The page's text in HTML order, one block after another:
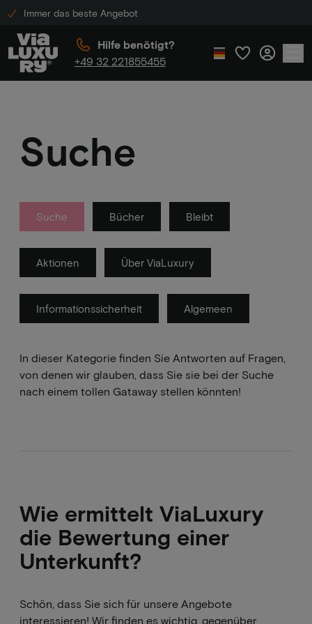
Immer das beste Angebot
Hilfe benötigt?
+49 32 221855455
Suche
Suche Bücher Bleibt
Aktionen Über ViaLuxury
Informationssicherheit Algemeen
In dieser Kategorie finden Sie Antworten auf Fragen,
von denen wir glauben, dass Sie sie bei der Suche
nach einem tollen Gataway stellen könnten!
Wie ermittelt ViaLuxury
die Bewertung einer
Unterkunft?
Schön, dass Sie sich für unsere Angebote
interessieren! Wir finden es wichtig, gegenüber